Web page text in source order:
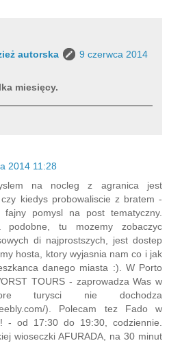
autorska
9 czerwca 2014
miesięcy.
2014 11:28
na nocleg z agranica jest
kiedys probowaliscie z bratem -
pomysl na post tematyczny.
tu mozemy zobaczyc
di najprostszych, jest dostep
hosta, ktory wyjasnia nam co i jak
danego miasta :). W Porto
TOURS - zaprowadza Was w
turysci nie dochodza
). Polecam tez Fado w
- od 17:30 do 19:30, codziennie.
wioseczki AFURADA, na 30 minut